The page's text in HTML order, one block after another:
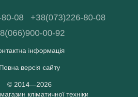
08
+38(073)226-80-08
00-92
інформація
Повна версія сайту
© 2014—2026
кліматичної техніки